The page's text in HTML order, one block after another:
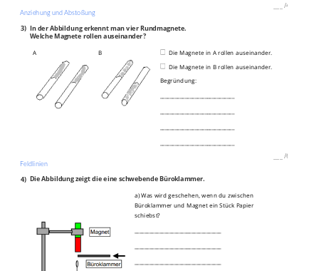
/4P
Anziehung und Abstoßung
3) In der Abbildung erkennt man vier Rundmagnete.
Welche Magnete rollen auseinander?
A B Die Magnete in A rollen auseinander.
Die Magnete in B rollen auseinander.
Begründung:
/6P
Feldlinien
4) Die Abbildung zeigt die eine schwebende Büroklammer.
a) Was wird geschehen, wenn du zwischen
Büroklammer und Magnet ein Stück Papier
schiebst?